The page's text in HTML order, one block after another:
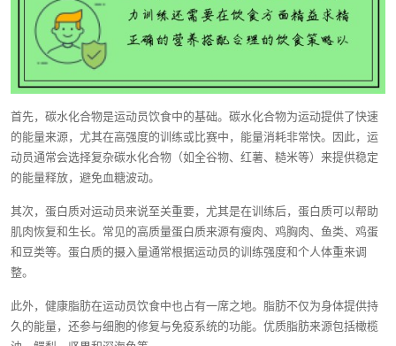
首先，碳水化合物是运动员饮食中的基础。碳水化合物为运动提供了快速
的能量来源，尤其在高强度的训练或比赛中，能量消耗非常快。因此，运
动员通常会选择复杂碳水化合物（如全谷物、红薯、糙米等）来提供稳定
的能量释放，避免血糖波动。
其次，蛋白质对运动员来说至关重要，尤其是在训练后，蛋白质可以帮助
肌肉恢复和生长。常见的高质量蛋白质来源有瘦肉、鸡胸肉、鱼类、鸡蛋
和豆类等。蛋白质的摄入量通常根据运动员的训练强度和个人体重来调
整。
此外，健康脂肪在运动员饮食中也占有一席之地。脂肪不仅为身体提供持
久的能量，还参与细胞的修复与免疫系统的功能。优质脂肪来源包括橄榄